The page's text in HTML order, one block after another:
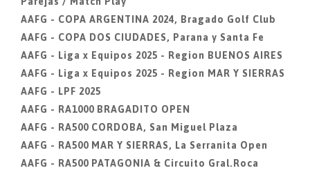
AAFG - COPA ARGENTINA 2024, Bragado Golf Club
AAFG - COPA DOS CIUDADES, Parana y Santa Fe
AAFG - Liga x Equipos 2025 - Region BUENOS AIRES
AAFG - Liga x Equipos 2025 - Region MAR Y SIERRAS
AAFG - LPF 2025
AAFG - RA1000 BRAGADITO OPEN
AAFG - RA500 CORDOBA, San Miguel Plaza
AAFG - RA500 MAR Y SIERRAS, La Serranita Open
AAFG - RA500 PATAGONIA & Circuito Gral.Roca